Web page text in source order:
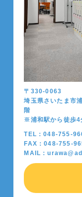
〒330-0063
埼玉県さいたま
階
※浦和駅から徒歩4
TEL：048-755-
FAX：048-755-
MAIL：